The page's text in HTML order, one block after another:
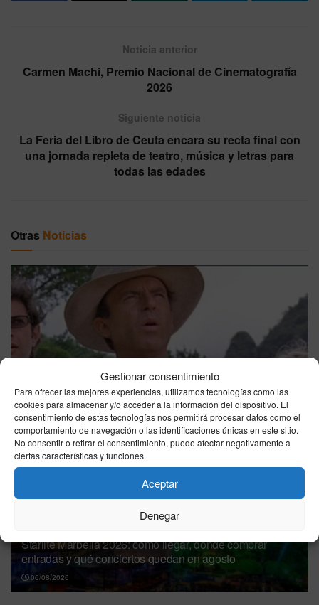
Gestionar consentimiento
Para ofrecer las mejores experiencias, utilizamos tecnologías como las
cookies para almacenar y/o acceder a la información del dispositivo. El
consentimiento de estas tecnologías nos permitirá procesar datos como el
comportamiento de navegación o las identificaciones únicas en este sitio.
No consentir o retirar el consentimiento, puede afectar negativamente a
ciertas características y funciones.
Aceptar
Denegar
Noticia anterior
Carmen Machi, Premio Nacional de Cinematografía
2026
Siguiente noticia
La Feria del Libro de Ceuta encara su recta final con
una jornada repleta de teatro, música y letras para
todas las edades
Otras Noticias
‘The Legend of Zelda’ será la última película en la que
aparezca el fallecido actor Sam Neill
08/08/2026
Starlite Marbella 2026: cómo llegar, dónde comprar
entradas y qué conciertos quedan en agosto
06/08/2026